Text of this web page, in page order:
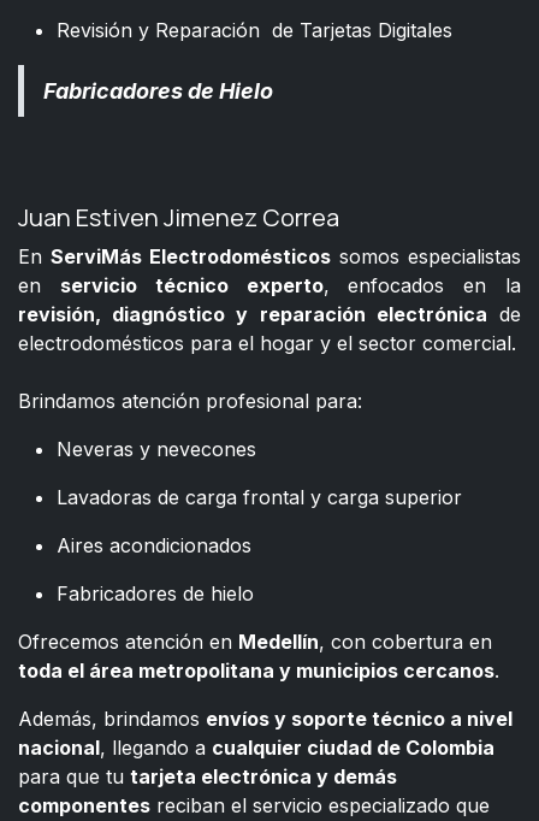
Revisión y Reparación de Tarjetas Digitales
Fabricadores de Hielo
Juan Estiven Jimenez Correa
En ServiMás Electrodomésticos somos especialistas
en servicio técnico experto, enfocados en la
revisión, diagnóstico y reparación electrónica de
electrodomésticos para el hogar y el sector comercial.
Brindamos atención profesional para:
Neveras y nevecones
Lavadoras de carga frontal y carga superior
Aires acondicionados
Fabricadores de hielo
Ofrecemos atención en Medellín, con cobertura en
toda el área metropolitana y municipios cercanos.
Además, brindamos envíos y soporte técnico a nivel
nacional, llegando a cualquier ciudad de Colombia
para que tu tarjeta electrónica y demás
componentes reciban el servicio especializado que